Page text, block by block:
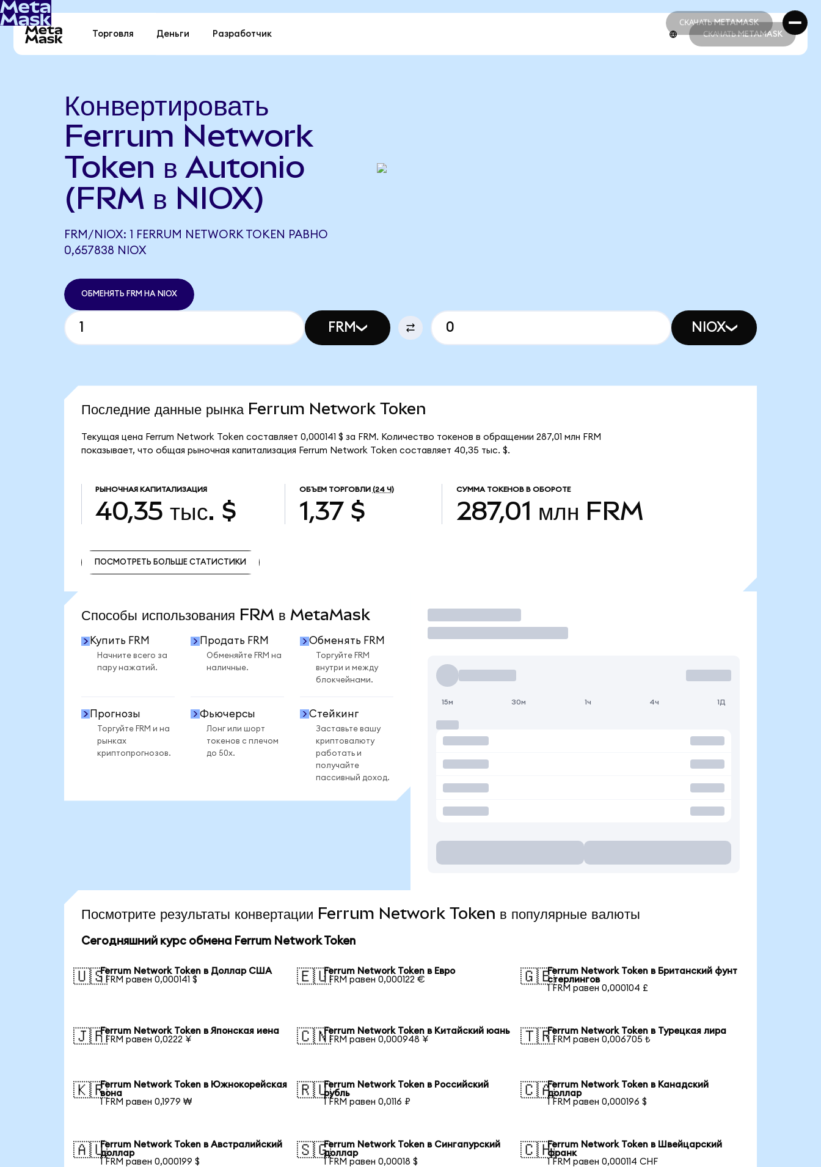
СКАЧАТЬ METAMASK
СКАЧАТЬ METAMASK
Торговля Деньги Разработчик СКАЧАТЬ METAMASK
Конвертировать
Ferrum Network
Token в Autonio
(FRM в NIOX)
FRM/NIOX: 1 FERRUM NETWORK TOKEN РАВНО
0,657838 NIOX
ОБМЕНЯТЬ FRM НА NIOX
FRM NIOX
Последние данные рынка Ferrum Network Token
Текущая цена Ferrum Network Token составляет 0,000141 $ за FRM. Количество токенов в обращении 287,01 млн FRM
показывает, что общая рыночная капитализация Ferrum Network Token составляет 40,35 тыс. $.
РЫНОЧНАЯ КАПИТАЛИЗАЦИЯ
40,35 тыс. $
ОБЪЕМ ТОРГОВЛИ (24 Ч)
1,37 $
СУММА ТОКЕНОВ В ОБОРОТЕ
287,01 млн FRM
ПОСМОТРЕТЬ БОЛЬШЕ СТАТИСТИКИ
Способы использования FRM в MetaMask
Купить FRM
Начните всего за
пару нажатий.
Продать FRM
Обменяйте FRM на
наличные.
Обменять FRM
Торгуйте FRM
внутри и между
блокчейнами.
Прогнозы
Торгуйте FRM и на
рынках
криптопрогнозов.
Фьючерсы
Лонг или шорт
токенов с плечом
до 50x.
Стейкинг
Заставьте вашу
криптовалюту
работать и
получайте
пассивный доход.
Торговать
15м 30м 1ч 4ч 1Д
Посмотрите результаты конвертации Ferrum Network Token в популярные валюты
Сегодняшний курс обмена Ferrum Network Token
🇺🇸Ferrum Network Token в Доллар США
1 FRM равен 0,000141 $
🇪🇺Ferrum Network Token в Евро
1 FRM равен 0,000122 €
🇬🇧Ferrum Network Token в Британский фунт
стерлингов
1 FRM равен 0,000104 £
🇯🇵Ferrum Network Token в Японская иена
1 FRM равен 0,0222 ¥
🇨🇳Ferrum Network Token в Китайский юань
1 FRM равен 0,000948 ¥
🇹🇷Ferrum Network Token в Турецкая лира
1 FRM равен 0,006705 ₺
🇰🇷Ferrum Network Token в Южнокорейская
вона
1 FRM равен 0,1979 ₩
🇷🇺Ferrum Network Token в Российский
рубль
1 FRM равен 0,0116 ₽
🇨🇦Ferrum Network Token в Канадский
доллар
1 FRM равен 0,000196 $
🇦🇺Ferrum Network Token в Австралийский
доллар
1 FRM равен 0,000199 $
🇸🇬Ferrum Network Token в Сингапурский
доллар
1 FRM равен 0,00018 $
🇨🇭Ferrum Network Token в Швейцарский
франк
1 FRM равен 0,000114 CHF